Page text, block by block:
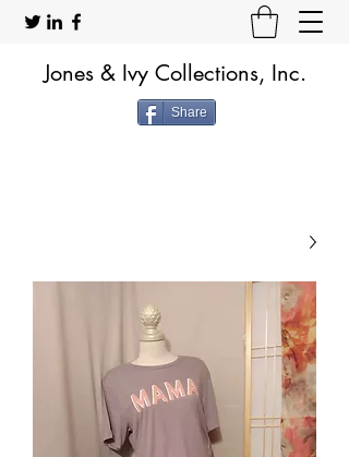
Jones & Ivy Collections, Inc.
Share